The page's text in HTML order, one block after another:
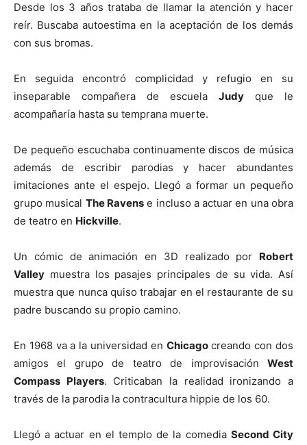
Desde los 3 años trataba de llamar la atención y hacer
reír. Buscaba autoestima en la aceptación de los demás
con sus bromas.
En seguida encontró complicidad y refugio en su
inseparable compañera de escuela Judy que le
acompañaría hasta su temprana muerte.
De pequeño escuchaba continuamente discos de música
además de escribir parodias y hacer abundantes
imitaciones ante el espejo. Llegó a formar un pequeño
grupo musical The Ravense incluso a actuar en una obra
de teatro en Hickville.
Un cómic de animación en 3D realizado por Robert
Valley muestra los pasajes principales de su vida. Así
muestra que nunca quiso trabajar en el restaurante de su
padre buscando su propio camino.
En 1968 va a la universidad en Chicagocreando con dos
amigos el grupo de teatro de improvisación West
Compass Players. Criticaban la realidad ironizando a
través de la parodia la contracultura hippie de los 60.
Llegó a actuar en el templo de la comedia Second City